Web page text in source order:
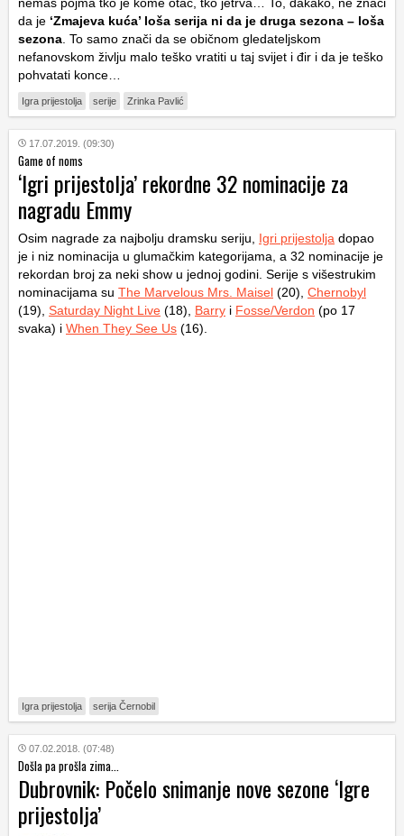
da je ‘Zmajeva kuća’ loša serija ni da je druga sezona – loša
sezona . To samo znači da se običnom gledateljskom
nefanovskom življu malo teško vratiti u taj svijet i đir i da je teško
pohvatati konce…
Igra prijestolja serije Zrinka Pavlić
17.07.2019. (09:30)
Game of noms
‘Igri prijestolja’ rekordne 32 nominacije za
nagradu Emmy
Osim nagrade za najbolju dramsku seriju, Igri prijestolja dopao
je i niz nominacija u glumačkim kategorijama, a 32 nominacije je
rekordan broj za neki show u jednoj godini. Serije s višestrukim
nominacijama su The Marvelous Mrs. Maisel (20), Chernobyl
(19), Saturday Night Live (18), Barry i Fosse/Verdon (po 17
svaka) i When They See Us (16).
Igra prijestolja serija Černobil
07.02.2018. (07:48)
Došla pa prošla zima...
Dubrovnik: Počelo snimanje nove sezone ‘Igre
prijestolja’